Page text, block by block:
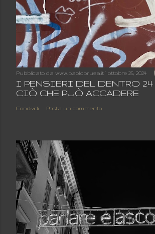
Pubblicato da www.paolobrusa.it ottobre 25, 2024
I PENSIERI DEL DENTRO 24
CIÒ CHE PUÒ ACCADERE
Condividi Posta un commento